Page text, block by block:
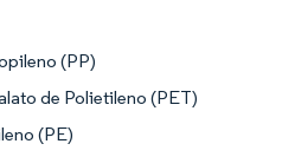
(PP)
de Polietileno (PET)
(PE)